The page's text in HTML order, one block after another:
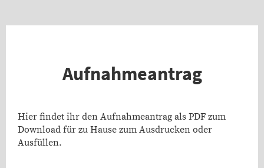
Aufnahmeantrag
Hier findet ihr den Aufnahmeantrag als PDF zum
Download für zu Hause zum Ausdrucken oder
Ausfüllen.